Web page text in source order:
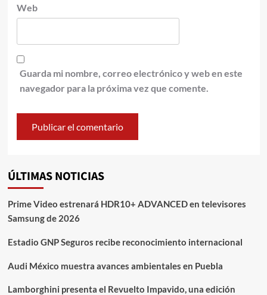
Web
Guarda mi nombre, correo electrónico y web en este
navegador para la próxima vez que comente.
ÚLTIMAS NOTICIAS
Prime Video estrenará HDR10+ ADVANCED en televisores
Samsung de 2026
Estadio GNP Seguros recibe reconocimiento internacional
Audi México muestra avances ambientales en Puebla
Lamborghini presenta el Revuelto Impavido, una edición